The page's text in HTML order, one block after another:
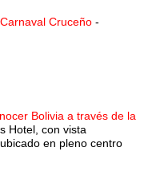
Cruceño -
Bolivia a través de la
Hotel, con vista
en pleno centro